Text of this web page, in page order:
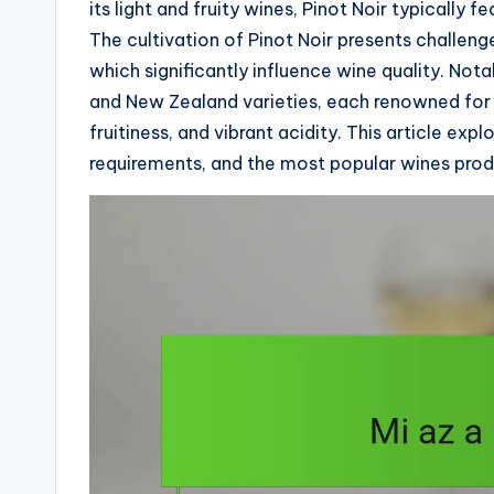
its light and fruity wines, Pinot Noir typically
The cultivation of Pinot Noir presents
which significantly influence wine quality.
and New Zealand varieties, each renowned
fruitiness, and vibrant acidity. This article
requirements, and the most popular wines